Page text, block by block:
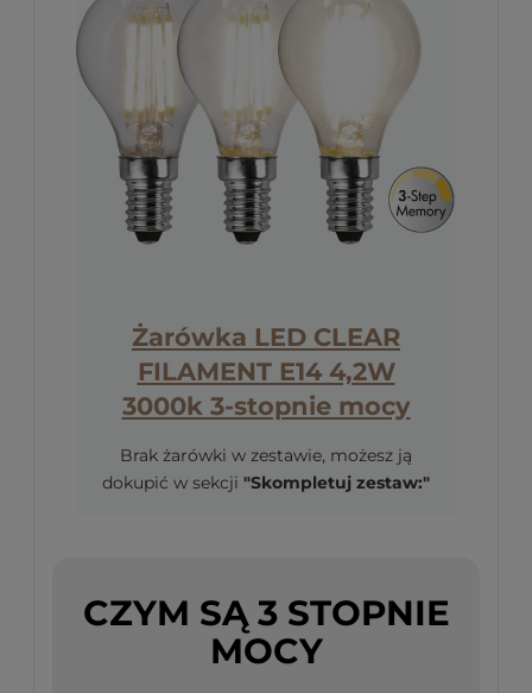
Żarówka LED CLEAR
FILAMENT E14 4,2W
3000k 3-stopnie mocy
Brak żarówki w zestawie, możesz ją
dokupić w sekcji "Skompletuj zestaw:"
CZYM SĄ 3 STOPNIE
MOCY